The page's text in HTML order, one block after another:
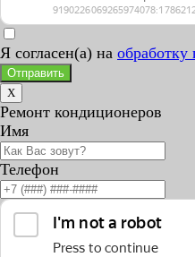
Я согласен(а) на
Отправить
X
Ремонт кондиционеров
Имя
Телефон